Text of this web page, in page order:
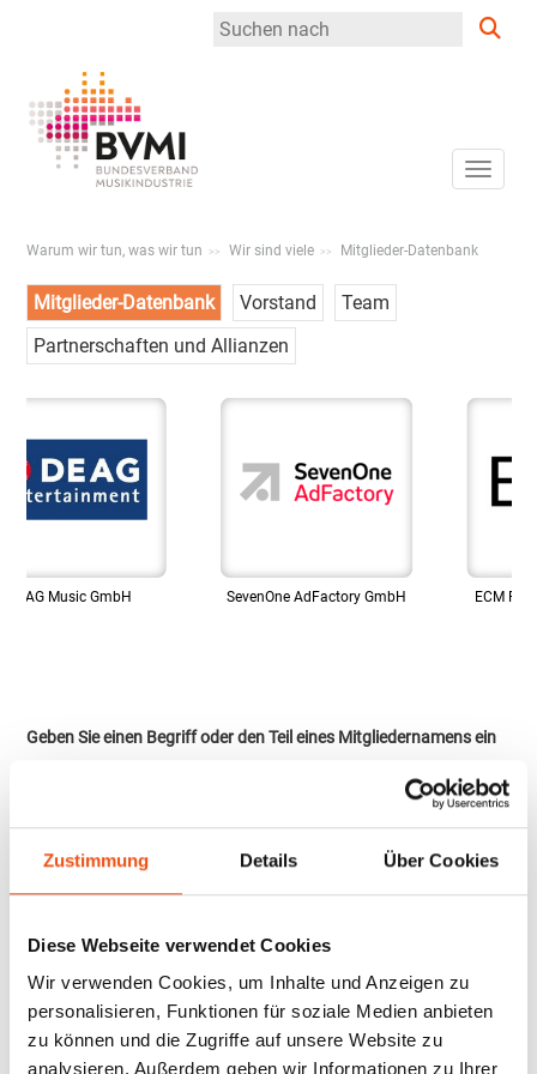
Zustimmung Details Über Cookies
Diese Webseite verwendet Cookies
Wir verwenden Cookies, um Inhalte und Anzeigen zu
personalisieren, Funktionen für soziale Medien anbieten
zu können und die Zugriffe auf unsere Website zu
analysieren. Außerdem geben wir Informationen zu Ihrer
Warum wir tun, was wir tun Wir sind viele Mitglieder-Datenbank
Mitglieder-Datenbank Vorstand
Team
Partnerschaften und Allianzen
SevenOne AdFactory GmbH ECM
Music GmbH
Geben Sie einen Begriff oder den Teil eines Mitgliedernamens ein
A B C D E F G H I J K L MN O P Q R S T U V WX Y Z #
Alle Mitglieder|Ordentliche Mitglieder|Außerordentliche & sonst.
Außerordentliche Mitglieder
A 45 music GmbH
Lerchenweg 5, 35764 Sinn